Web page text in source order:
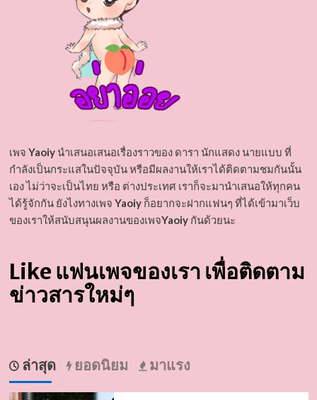
เพจ Yaoiyนำเสนอเสนอเรื่องราวของ ดารา นักแสดง นายแบบ ที่
กำลังเป็นกระแสในปัจจุบัน หรือมีผลงานให้เราได้ติดตามชมกันนั้น
เอง ไม่ว่าจะเป็นไทย หรือ ต่างประเทศ เราก็จะมานำเสนอให้ทุกคน
ได้รู้จักกัน ยังไงทางเพจ Yaoiyก็อยากจะฝากแฟนๆ ที่ได้เข้ามาเว็บ
ของเราให้สนับสนุนผลงานของเพจYaoiyกันด้วยนะ
Like แฟนเพจของเรา เพื่อติดตาม
ข่าวสารใหม่ๆ
ล่าสุด ยอดนิยม มาแรง